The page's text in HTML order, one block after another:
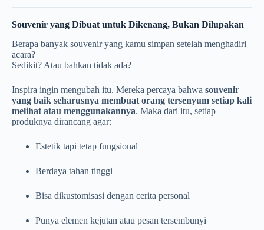
Souvenir yang Dibuat untuk Dikenang, Bukan Dilupakan
Berapa banyak souvenir yang kamu simpan setelah menghadiri
acara?
Sedikit? Atau bahkan tidak ada?
Inspira ingin mengubah itu. Mereka percaya bahwa souvenir
yang baik seharusnya membuat orang tersenyum setiap kali
melihat atau menggunakannya. Maka dari itu, setiap
produknya dirancang agar:
Estetik tapi tetap fungsional
Berdaya tahan tinggi
Bisa dikustomisasi dengan cerita personal
Punya elemen kejutan atau pesan tersembunyi